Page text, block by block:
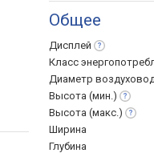
Общее
Дисплей
Класс
Диаметр
Высота (мин.)
Высота (макс.)
Ширина
Глубина